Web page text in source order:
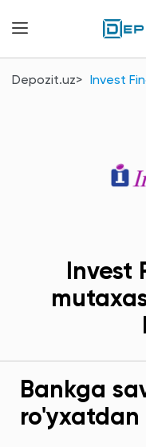
Depozit.uz Invest
Invest
Bankga
ro'yxatdan